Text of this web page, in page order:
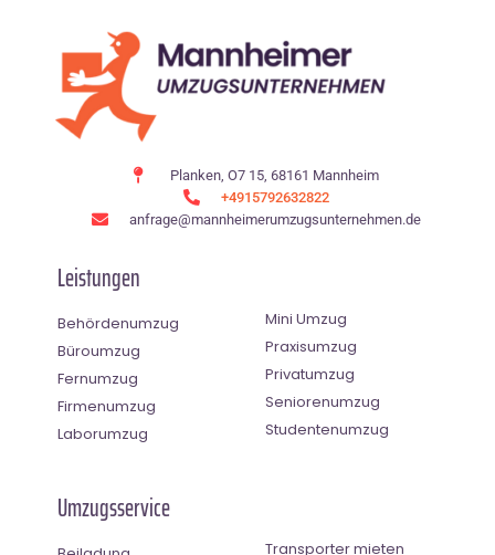
Planken, O7 15, 68161 Mannheim
+4915792632822
anfrage@mannheimerumzugsunternehmen.de
Leistungen
Behördenumzug
Büroumzug
Fernumzug
Firmenumzug
Laborumzug
Mini Umzug
Praxisumzug
Privatumzug
Seniorenumzug
Studentenumzug
Umzugsservice
Transporter mieten